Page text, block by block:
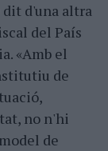
dit d'una altra
del País
«Amb el
de
no n'hi
de